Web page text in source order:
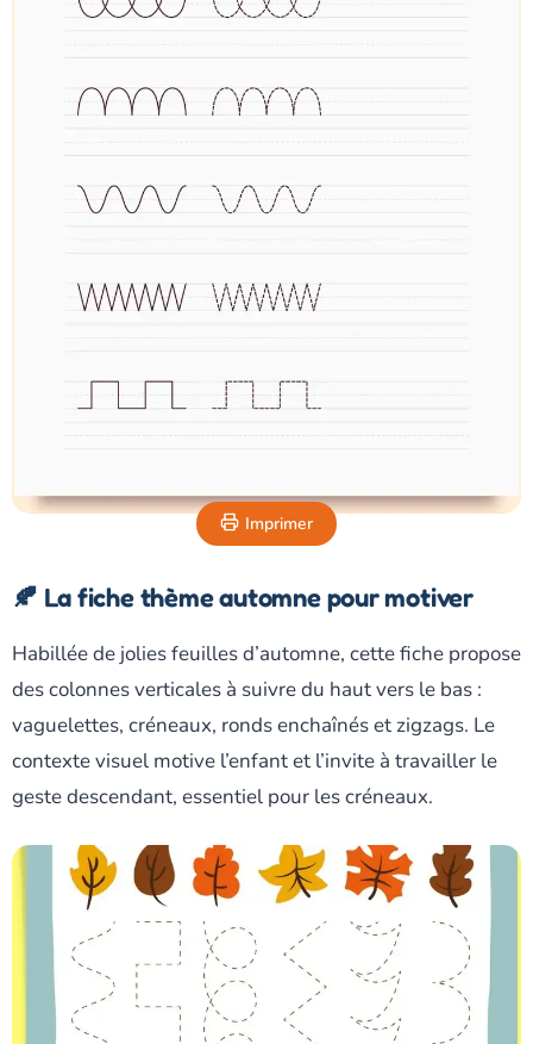
Imprimer
🍂 La fiche thème automne pour motiver
Habillée de jolies feuilles d’automne, cette fiche propose
des colonnes verticales à suivre du haut vers le bas :
vaguelettes, créneaux, ronds enchaînés et zigzags. Le
contexte visuel motive l’enfant et l’invite à travailler le
geste descendant, essentiel pour les créneaux.